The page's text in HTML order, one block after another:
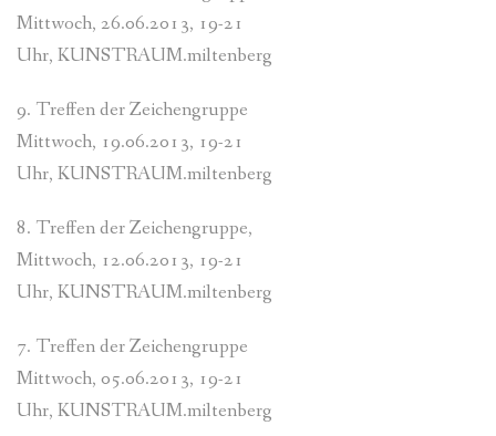
Mittwoch, 26.06.2013, 19-21
Uhr, KUNSTRAUM.miltenberg
9. Treffen der Zeichengruppe
Mittwoch, 19.06.2013, 19-21
Uhr, KUNSTRAUM.miltenberg
8. Treffen der Zeichengruppe,
Mittwoch, 12.06.2013, 19-21
Uhr, KUNSTRAUM.miltenberg
7. Treffen der Zeichengruppe
Mittwoch, 05.06.2013, 19-21
Uhr, KUNSTRAUM.miltenberg